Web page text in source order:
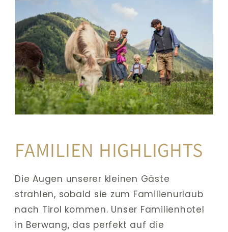
FAMILIEN HIGHLIGHTS
Die Augen unserer kleinen Gäste
strahlen, sobald sie zum Familienurlaub
nach Tirol kommen. Unser Familienhotel
in Berwang, das perfekt auf die